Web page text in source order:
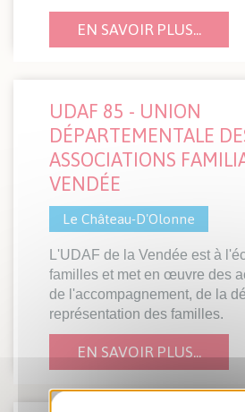
EN SAVOIR PLUS...
UDAF 85 - UNION
DÉPARTEMENTALE
ASSOCIATIONS
VENDÉE
Le Château-D'Olonne
L'UDAF de la Vendée est à
familles et met en œuvre des
de l'accompagnement, de la
représentation des familles.
EN SAVOIR PLUS...